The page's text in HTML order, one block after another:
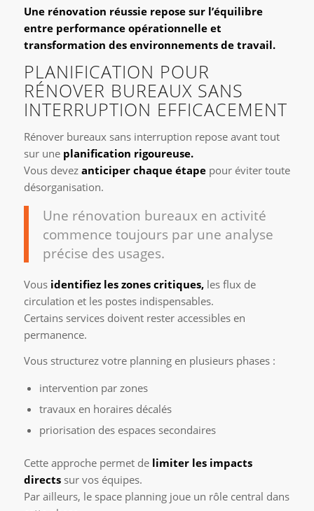
Une rénovation réussie repose sur l’équilibre
entre performance opérationnelle et
transformation des environnements de travail.
PLANIFICATION POUR
RÉNOVER BUREAUX SANS
INTERRUPTION EFFICACEMENT
Rénover bureaux sans interruption repose avant tout
sur une planification rigoureuse.
Vous devez anticiper chaque étapepour éviter toute
désorganisation.
Une rénovation bureaux en activité
commence toujours par une analyse
précise des usages.
Vous identifiez les zones critiques,les flux de
circulation et les postes indispensables.
Certains services doivent rester accessibles en
permanence.
Vous structurez votre planning en plusieurs phases :
intervention par zones
travaux en horaires décalés
priorisation des espaces secondaires
Cette approche permet de limiter les impacts
directssur vos équipes.
Par ailleurs, le space planning joue un rôle central dans